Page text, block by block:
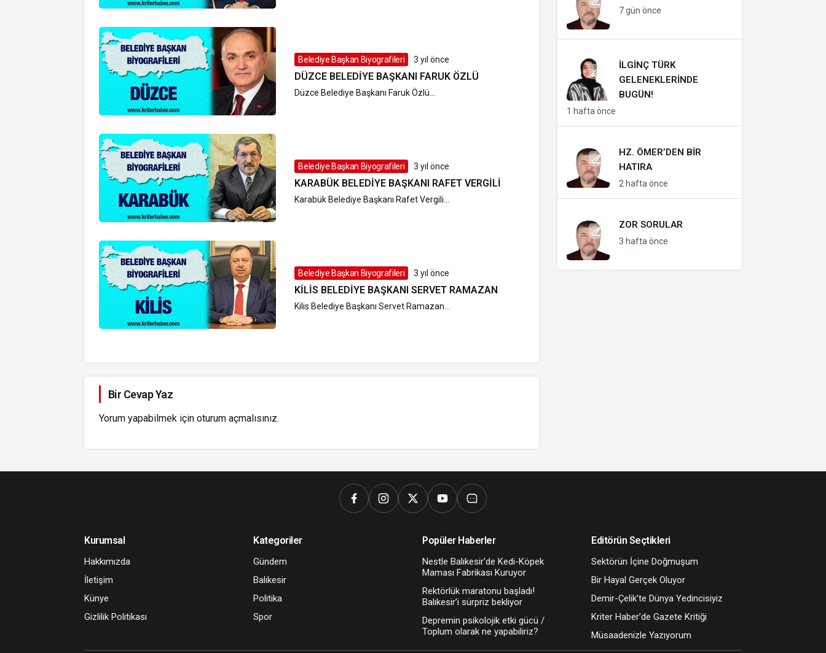
Belediye Başkan Biyografileri 3 yıl önce
DÜZCE BELEDIYE BAŞKANI FARUK ÖZLÜ
Düzce Belediye Başkanı Faruk Özlü...
Belediye Başkan Biyografileri 3 yıl önce
KARABÜK BELEDIYE BAŞKANI RAFET VERGILI
Karabük Belediye Başkanı Rafet Vergili...
Belediye Başkan Biyografileri 3 yıl önce
KILIS BELEDIYE BAŞKANI SERVET RAMAZAN
Kilis Belediye Başkanı Servet Ramazan...
Bir Cevap Yaz
Yorum yapabilmek için oturum açmalısınız.
7 gün önce
İLGINÇ TÜRK
GELENEKLERINDE
BUGÜN!
1 hafta önce
HZ. ÖMER’DEN BIR
HATIRA
2 hafta önce
ZOR SORULAR
3 hafta önce
Kurumsal
Hakkımızda
İletişim
Künye
Gizlilik Politikası
Kategoriler
Gündem
Balıkesir
Politika
Spor
Popüler Haberler
Nestle Balıkesir’de Kedi-Köpek
Maması Fabrikası Kuruyor
Rektörlük maratonu başladı!
Balıkesir’i sürpriz bekliyor
Depremin psikolojik etki gücü /
Toplum olarak ne yapabiliriz?
Editörün Seçtikleri
Sektörün İçine Doğmuşum
Bir Hayal Gerçek Oluyor
Demir-Çelik’te Dünya Yedincisiyiz
Kriter Haber’de Gazete Kritiği
Müsaadenizle Yazıyorum